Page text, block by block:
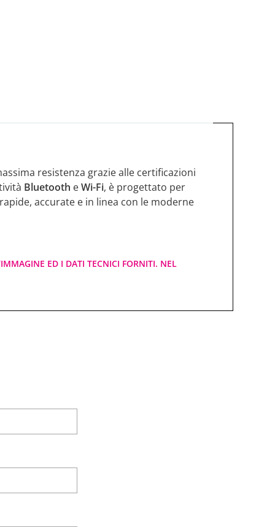
resistenza grazie alle certificazioni
Bluetooth eWi-Fi, è progettato per
accurate e in linea con le moderne
ED I DATI TECNICI FORNITI. NEL